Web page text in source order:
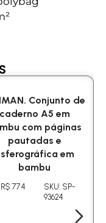
Conjunto de
caderno A5 em
com páginas
pautadas e
em
bambu
R$ 77.4
SKU: SP-
93624